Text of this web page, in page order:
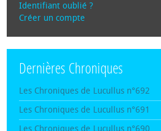
Identifiant oublié ?
Créer un compte
Dernières Chroniques
Les Chroniques de Lucullus n°692
Les Chroniques de Lucullus n°691
Les Chroniques de Lucullus n°690